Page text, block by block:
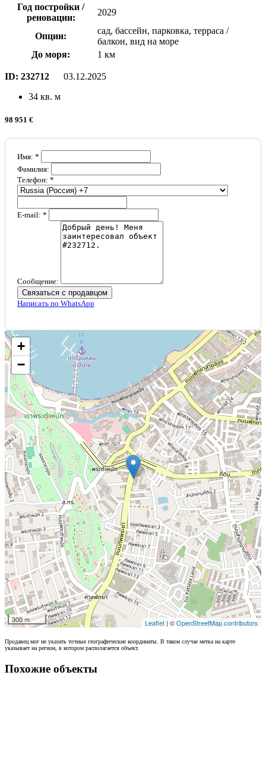
Год постройки /
реновации:
2029
Опции:
сад, бассейн, парковка, терраса /
балкон, вид на море
До моря:
1 км
ID: 232712
03.12.2025
34 кв. м
98 951 €
Имя: *
Фамилия:
Телефон: *
E-mail: *
Сообщение:
Связаться с продавцом
Написать по WhatsApp
+
−
300 m Leaflet | ©OpenStreetMap contributors
Продавец мог не указать точные географические координаты. В таком случае метка на карте
указывает на регион, в котором располагается объект.
Похожие объекты